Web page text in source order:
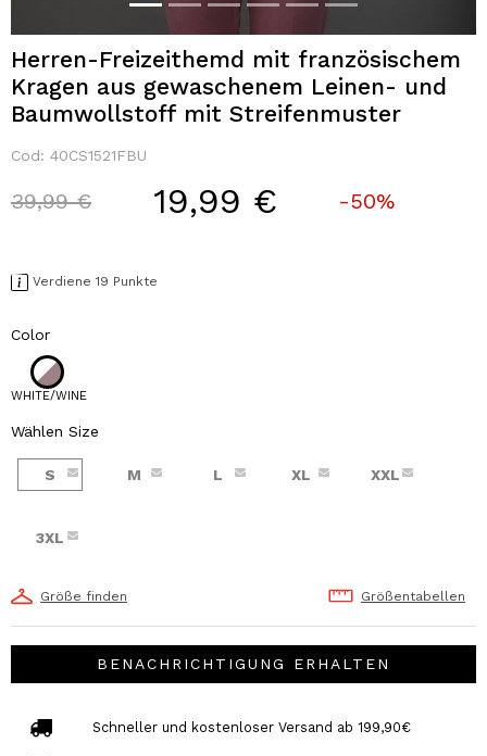
Herren-Freizeithemd mit französischem
Kragen aus gewaschenem Leinen- und
Baumwollstoff mit Streifenmuster
Cod: 40CS1521FBU
Price reduced from
39,99 €to 19,99 € -50%
Verdiene 19 Punkte
Color
WHITE/WINE
Wählen Size
S M L XL XXL
3XL
Größe finden Größentabellen
BENACHRICHTIGUNG ERHALTEN
Schneller und kostenloser Versand ab 199,90€